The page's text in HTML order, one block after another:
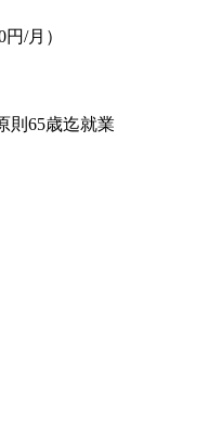
/月）
則65歳迄就業